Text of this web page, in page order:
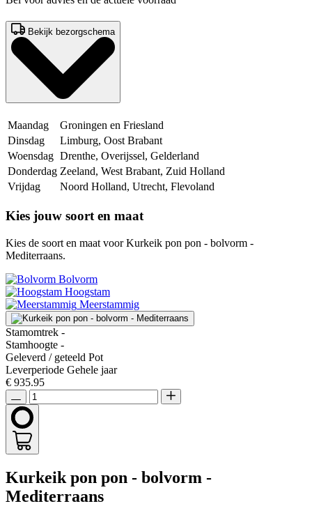
Bekijk bezorgschema
Maandag
Groningen en Friesland
Dinsdag
Limburg, Oost Brabant
Woensdag Drenthe, Overijssel, Gelderland
Donderdag Zeeland, West Brabant, Zuid Holland
Vrijdag
Noord Holland, Utrecht, Flevoland
Kies jouw soort en maat
Kies de soort en maat voor Kurkeik pon pon - bolvorm -
Mediterraans.
Bolvorm
Hoogstam
Meerstammig
Stamomtrek -
Stamhoogte -
Geleverd / geteeld Pot
Leverperiode Gehele jaar
€ 935.95
Kurkeik pon pon - bolvorm -
Mediterraans